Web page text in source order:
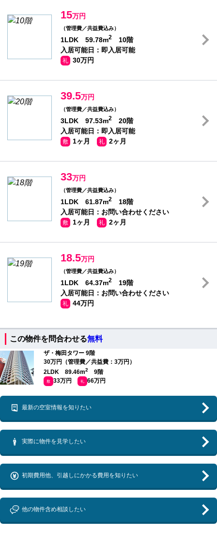
15万円
（管理費／共益費込み）
1LDK 59.78m2
10階
入居可能日：即入居可能
礼 30万円
39.5万円
（管理費／共益費込み）
3LDK 97.53m2
20階
入居可能日：即入居可能
敷 1ヶ月 礼 2ヶ月
33万円
（管理費／共益費込み）
1LDK 61.87m2
18階
入居可能日：お問い合わせください
敷 1ヶ月 礼 2ヶ月
18.5万円
（管理費／共益費込み）
1LDK 64.37m2
19階
入居可能日：お問い合わせください
礼 44万円
この物件を問合わせる無料
ザ・梅田タワー 9階
30万円（管理費／共益費：3万円）
2LDK 89.46m2 9階
敷 33万円 礼 66万円
最新の空室情報を知りたい
実際に物件を見学したい
初期費用他、引越しにかかる費用を知りたい
他の物件含め相談したい